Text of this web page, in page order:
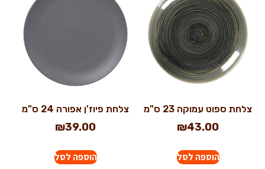
צלחת ספוט עמוקה 23 ס"מ
₪43.00
הוספה לסל
צלחת פיוז'ן אפורה 24 ס"מ
₪39.00
הוספה לסל